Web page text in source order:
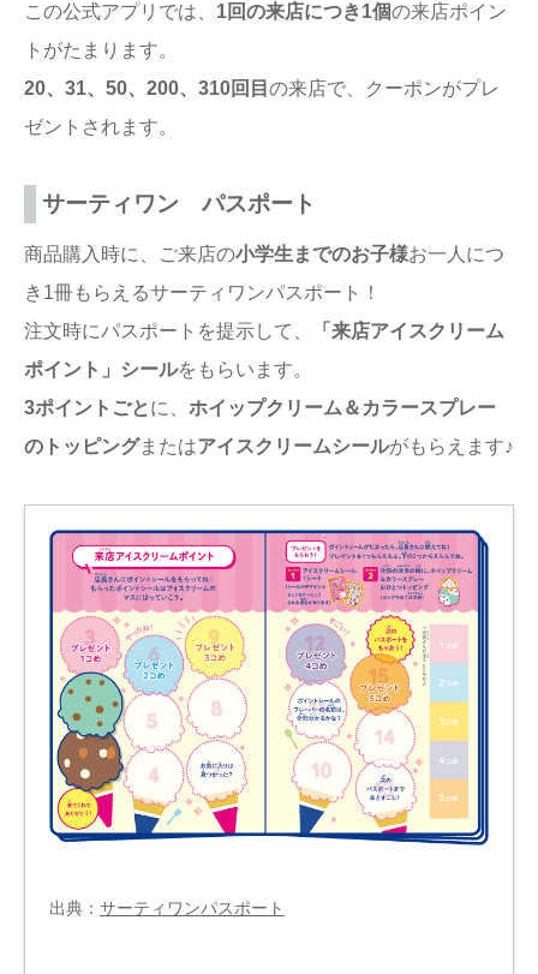
この公式アプリでは、 1回の来店につき1個の来店ポイン
トがたまります。
20、31、50、200、310回目 の来店で、クーポンがプレ
ゼントされます。
サーティワン パスポート
商品購入時に、ご来店の小学生までのお子様お一人につ
き1冊もらえるサーティワンパスポート！
注文時にパスポートを提示して、
「来店アイスクリーム
ポイント」シールをもらいます。
3ポイントごとに、 ホイップクリーム＆カラースプレー
のトッピングまたはアイスクリームシールがもらえます♪
出典： サーティワンパスポート